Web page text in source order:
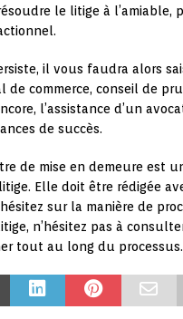
le litige à
il vous faudra alors
de commerce, conseil de
l’assistance d’un
de succès.
de mise en demeure est
Elle doit être rédigée
sur la manière de
n’hésitez pas à
tout au long du processus.